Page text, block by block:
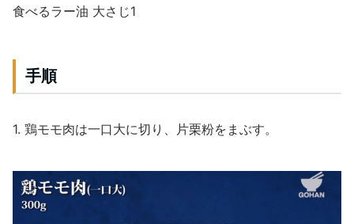
食べるラー油 大さじ1
手順
1. 鶏モモ肉は一口大に切り、片栗粉をまぶす。